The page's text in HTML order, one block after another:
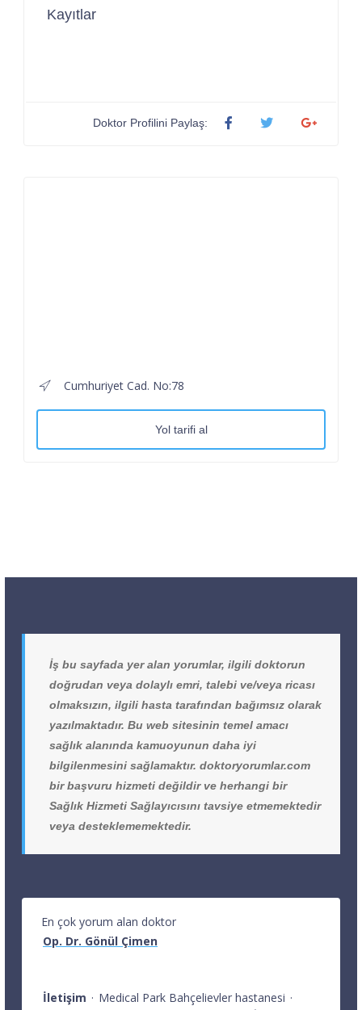
Kayıtlar
Doktor Profilini Paylaş:
Cumhuriyet Cad. No:78
Yol tarifi al
İş bu sayfada yer alan yorumlar, ilgili doktorun
doğrudan veya dolaylı emri, talebi ve/veya ricası
olmaksızın, ilgili hasta tarafından bağımsız olarak
yazılmaktadır. Bu web sitesinin temel amacı
sağlık alanında kamuoyunun daha iyi
bilgilenmesini sağlamaktır. doktoryorumlar.com
bir başvuru hizmeti değildir ve herhangi bir
Sağlık Hizmeti Sağlayıcısını tavsiye etmemektedir
veya desteklememektedir.
En çok yorum alan doktor
Op. Dr. Gönül Çimen
İletişim · Medical Park Bahçelievler hastanesi ·